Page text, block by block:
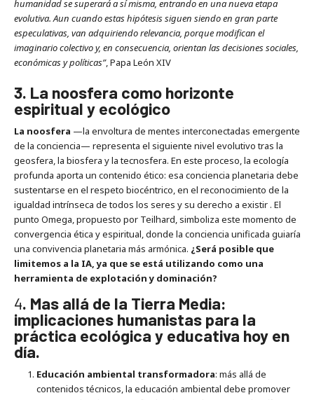
humanidad se superará a sí misma, entrando en una nueva etapa
evolutiva. Aun cuando estas hipótesis siguen siendo en gran parte
especulativas, van adquiriendo relevancia, porque modifican el
imaginario colectivo y, en consecuencia, orientan las decisiones sociales,
económicas y políticas”, Papa León XIV
3. La noosfera como horizonte
espiritual y ecológico
La noosfera —la envoltura de mentes interconectadas emergente
de la conciencia— representa el siguiente nivel evolutivo tras la
geosfera, la biosfera y la tecnosfera. En este proceso, la ecología
profunda aporta un contenido ético: esa conciencia planetaria debe
sustentarse en el respeto biocéntrico, en el reconocimiento de la
igualdad intrínseca de todos los seres y su derecho a existir . El
punto Omega, propuesto por Teilhard, simboliza este momento de
convergencia ética y espiritual, donde la conciencia unificada guiaría
una convivencia planetaria más armónica. ¿Será posible que
limitemos a la IA, ya que se está utilizando como una
herramienta de explotación y dominación?
4. Mas allá de la Tierra Media:
implicaciones humanistas para la
práctica ecológica y educativa hoy en
día.
Educación ambiental transformadora: más allá de
contenidos técnicos, la educación ambiental debe promover